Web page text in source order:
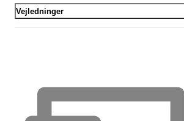
Vejledninger